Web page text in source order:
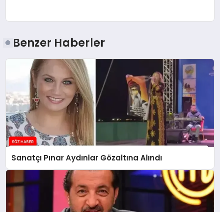
Benzer Haberler
Sanatçı Pınar Aydınlar Gözaltına Alındı